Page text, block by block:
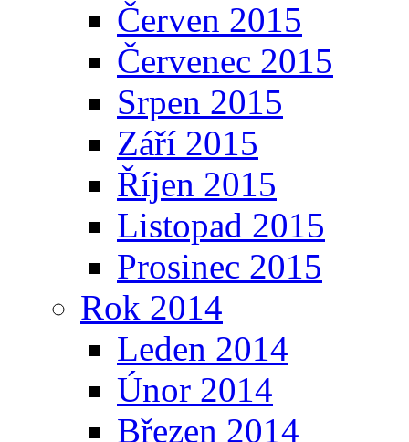
Červen 2015
Červenec 2015
Srpen 2015
Září 2015
Říjen 2015
Listopad 2015
Prosinec 2015
Rok 2014
Leden 2014
Únor 2014
Březen 2014